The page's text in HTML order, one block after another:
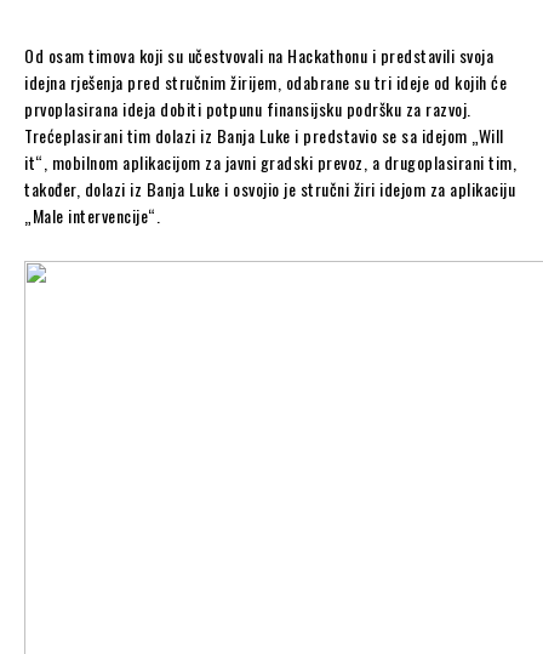
Od osam timova koji su učestvovali na Hackathonu i predstavili svoja
idejna rješenja pred stručnim žirijem, odabrane su tri ideje od kojih će
prvoplasirana ideja dobiti potpunu finansijsku podršku za razvoj.
Trećeplasirani tim dolazi iz Banja Luke i predstavio se sa idejom „Will
it“, mobilnom aplikacijom za javni gradski prevoz, a drugoplasirani tim,
također, dolazi iz Banja Luke i osvojio je stručni žiri idejom za aplikaciju
„Male intervencije“.